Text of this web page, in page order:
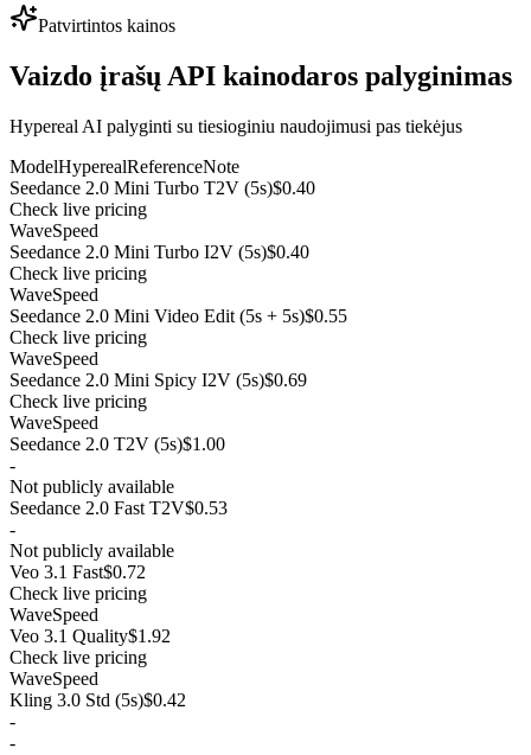
Patvirtintos kainos
Vaizdo įrašų API kainodaros palyginimas
Hypereal AI palyginti su tiesioginiu naudojimusi pas tiekėjus
ModelHyperealReferenceNote
Seedance 2.0 Mini Turbo T2V (5s)$0.40
Check live pricing
WaveSpeed
Seedance 2.0 Mini Turbo I2V (5s)$0.40
Check live pricing
WaveSpeed
Seedance 2.0 Mini Video Edit (5s + 5s)$0.55
Check live pricing
WaveSpeed
Seedance 2.0 Mini Spicy I2V (5s)$0.69
Check live pricing
WaveSpeed
Seedance 2.0 T2V (5s)$1.00
-
Not publicly available
Seedance 2.0 Fast T2V$0.53
-
Not publicly available
Veo 3.1 Fast$0.72
Check live pricing
WaveSpeed
Veo 3.1 Quality$1.92
Check live pricing
WaveSpeed
Kling 3.0 Std (5s)$0.42
-
-